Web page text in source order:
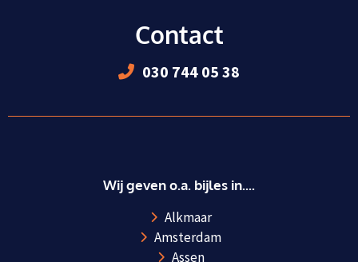
Contact
030 744 05 38
Wij geven o.a. bijles in....
Alkmaar
Amsterdam
Assen